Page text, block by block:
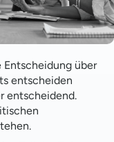
mit Knowledge
Entscheidung über
entscheiden
entscheidend.